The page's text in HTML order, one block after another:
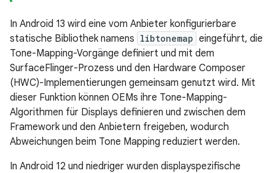
In Android 13 wird eine vom Anbieter konfigurierbare
statische Bibliothek namens libtonemap eingeführt, die
Tone-Mapping-Vorgänge definiert und mit dem
SurfaceFlinger-Prozess und den Hardware Composer
(HWC)-Implementierungen gemeinsam genutzt wird. Mit
dieser Funktion können OEMs ihre Tone-Mapping-
Algorithmen für Displays definieren und zwischen dem
Framework und den Anbietern freigeben, wodurch
Abweichungen beim Tone Mapping reduziert werden.
In Android 12 und niedriger wurden displayspezifische